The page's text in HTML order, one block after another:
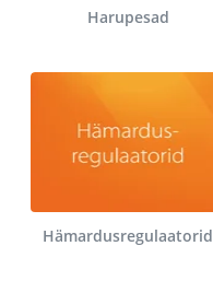
Harupesad
Hämardusregulaatorid